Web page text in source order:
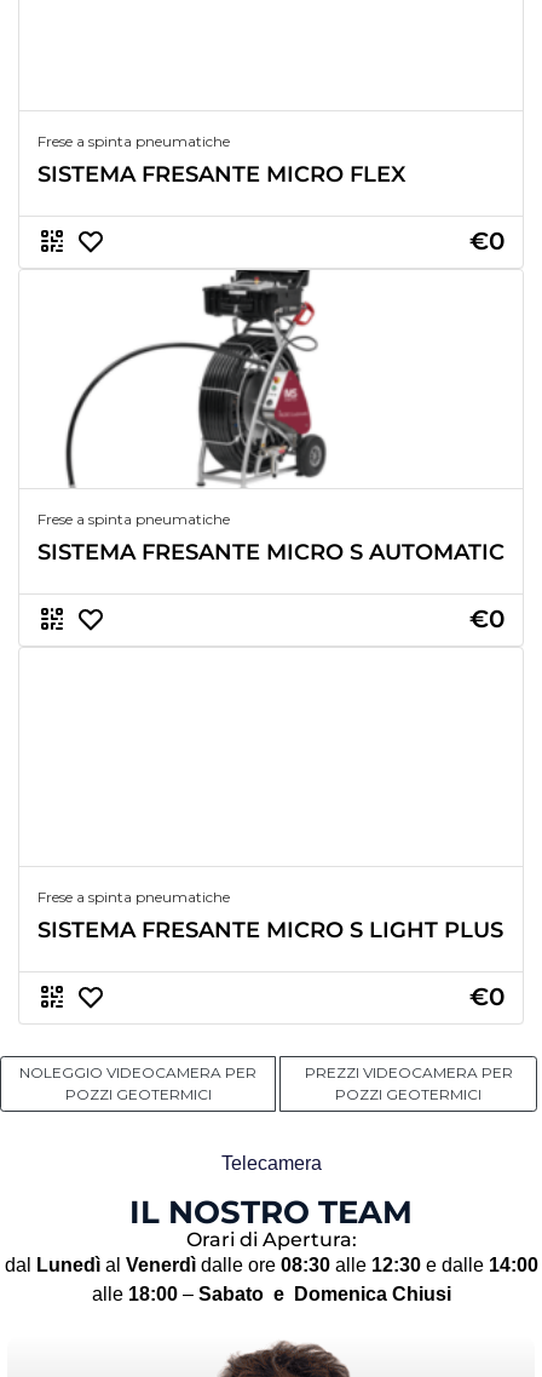
Frese a spinta pneumatiche
SISTEMA FRESANTE MICRO FLEX
€0
Frese a spinta pneumatiche
SISTEMA FRESANTE MICRO S AUTOMATIC
€0
Frese a spinta pneumatiche
SISTEMA FRESANTE MICRO S LIGHT PLUS
€0
NOLEGGIO VIDEOCAMERA PER
POZZI GEOTERMICI
PREZZI VIDEOCAMERA PER
POZZI GEOTERMICI
Telecamera
IL NOSTRO TEAM
Orari di Apertura:
dal Lunedìal Venerdìdalle ore 08:30alle 12:30e dalle 14:00
alle 18:00– Sabato e Domenica Chiusi